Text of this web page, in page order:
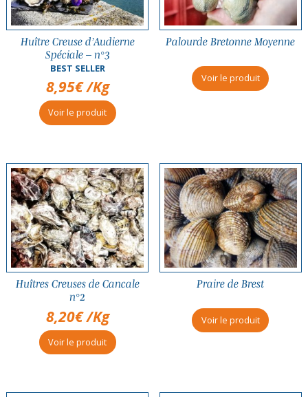
Huître Creuse d’Audierne
Spéciale – n°3
BEST SELLER
8,95€/Kg
Voir le produit
Palourde Bretonne Moyenne
Voir le produit
Huîtres Creuses de Cancale
n°2
8,20€/Kg
Voir le produit
Praire de Brest
Voir le produit